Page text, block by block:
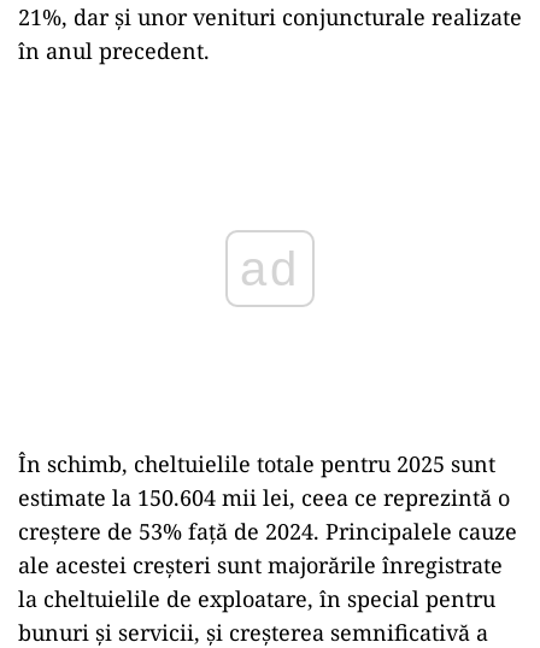
21%, darși unorvenituri conjuncturale realizate
în anul precedent.
În schimb, cheltuielile totale pentru 2025 sunt
estimate la 150.604 mii lei, ceea ce reprezintă o
creștere de 53% față de 2024. Principalele cauze
ale acestei creșteri sunt majorările înregistrate
la cheltuielile de exploatare, în special pentru
bunuri și servicii, și creșterea semnificativă a